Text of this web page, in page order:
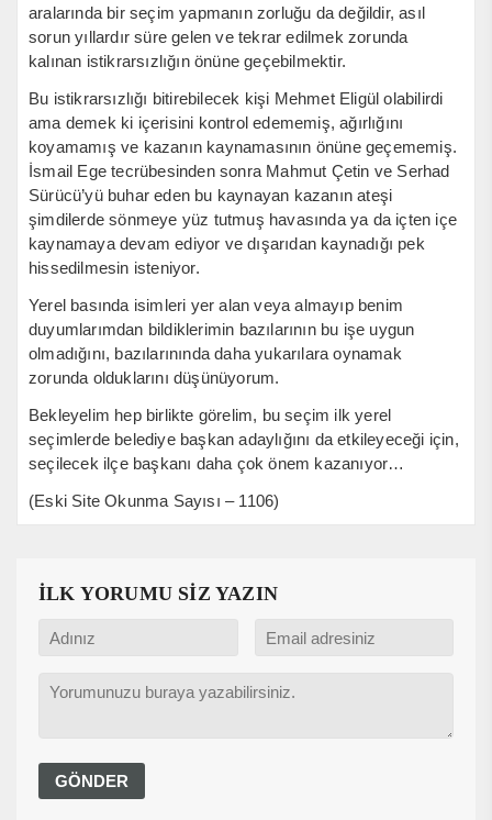
aralarında bir seçim yapmanın zorluğu da değildir, asıl
sorun yıllardır süre gelen ve tekrar edilmek zorunda
kalınan istikrarsızlığın önüne geçebilmektir.
Bu istikrarsızlığı bitirebilecek kişi Mehmet Eligül olabilirdi
ama demek ki içerisini kontrol edememiş, ağırlığını
koyamamış ve kazanın kaynamasının önüne geçememiş.
İsmail Ege tecrübesinden sonra Mahmut Çetin ve Serhad
Sürücü’yü buhar eden bu kaynayan kazanın ateşi
şimdilerde sönmeye yüz tutmuş havasında ya da içten içe
kaynamaya devam ediyor ve dışarıdan kaynadığı pek
hissedilmesin isteniyor.
Yerel basında isimleri yer alan veya almayıp benim
duyumlarımdan bildiklerimin bazılarının bu işe uygun
olmadığını, bazılarınında daha yukarılara oynamak
zorunda olduklarını düşünüyorum.
Bekleyelim hep birlikte görelim, bu seçim ilk yerel
seçimlerde belediye başkan adaylığını da etkileyeceği için,
seçilecek ilçe başkanı daha çok önem kazanıyor…
(Eski Site Okunma Sayısı – 1106)
İLK YORUMU SİZ YAZIN